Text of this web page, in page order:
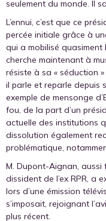
seulement du monde. Il
L’ennui, c’est que ce
percée initiale grâce à
qui a mobilisé
cherche maintenant à
résiste à sa « séduction
il parle et reparle depuis
exemple de mensonge
fou, de la part d’un
actuelle des institutions
dissolution également
problématique,
M. Dupont-Aignan,
dissident de l’ex RPR, a
lors d’une émission
s’imposait, rejoignant
plus récent.